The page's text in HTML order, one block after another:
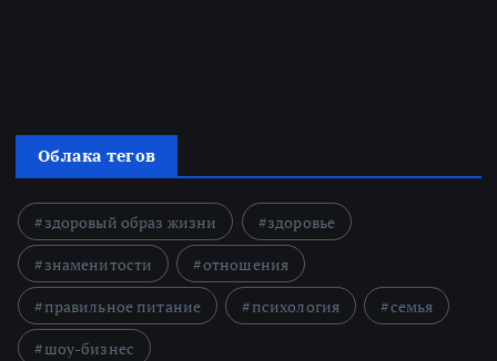
Облака тегов
здоровый образ жизни
здоровье
знаменитости
отношения
правильное питание
психология
семья
шоу-бизнес